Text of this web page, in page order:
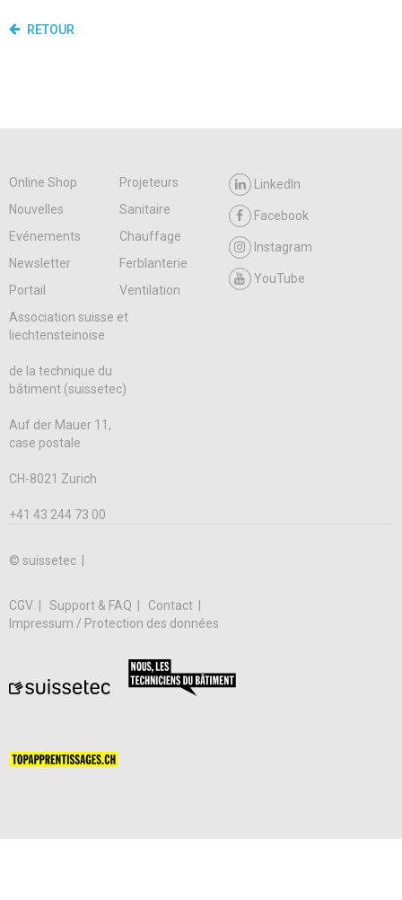
RETOUR
Online Shop
Projeteurs
Nouvelles
Sanitaire
Evénements
Chauffage
Newsletter
Ferblanterie
Portail
Ventilation
LinkedIn
Facebook
Instagram
YouTube
Association suisse et
liechtensteinoise
de la technique du
bâtiment (suissetec)
Auf der Mauer 11,
case postale
CH-8021 Zurich
+41 43 244 73 00
© suissetec |
CGV Support & FAQ
Contact
Impressum / Protection des données